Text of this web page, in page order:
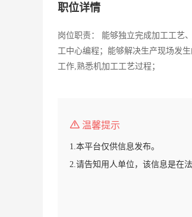
职位详情
岗位职责： 能够独立完成加工工艺
工中心编程；能够解决生产现场发
工作,熟悉机加工工艺过程；
温馨提示
1.本平台仅供信息发布。
2.请告知用人单位，该信息是在